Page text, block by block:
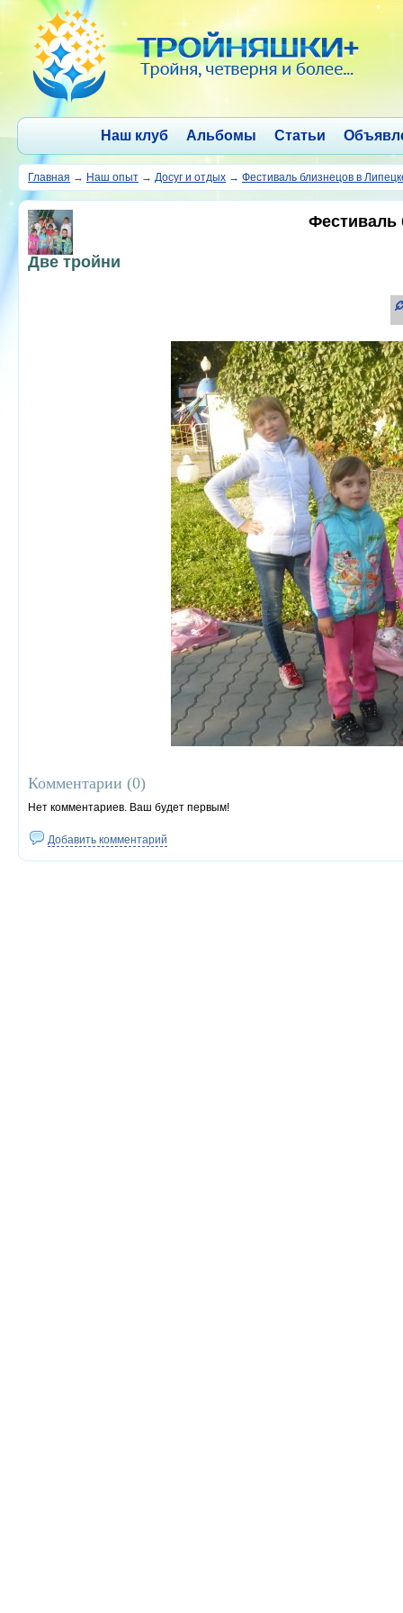
Наш клуб Альбомы Статьи
Главная → Наш опыт → Досуг и отдых → Фестиваль близнецов в
Фестиваль
Две тройни
Комментарии (0)
Нет комментариев. Ваш будет первым!
Добавить комментарий